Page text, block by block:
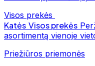
Visos prekės
Katės Visos prekės
asortimentą vienoje
Priežiūros priemonės